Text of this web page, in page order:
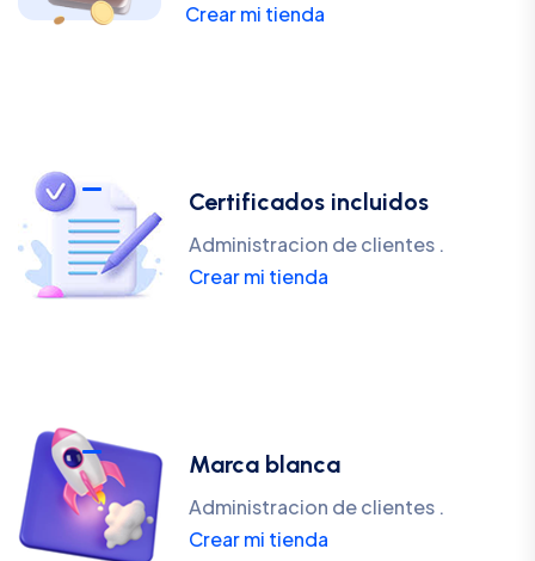
Crear mi tienda
Certificados incluidos
Administracion de clientes .
Crear mi tienda
Marca blanca
Administracion de clientes .
Crear mi tienda